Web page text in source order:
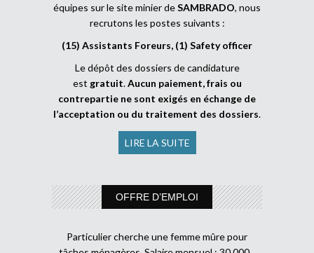
équipes sur le site minier deSAMBRADO, nous
recrutons les postes suivants :
(15) Assistants Foreurs, (1) Safety officer
Le dépôt des dossiers de candidature
est gratuit.Aucun paiement, frais ou
contrepartie ne sont exigés en échange de
l’acceptation ou du traitement des dossiers.
LIRE LA SUITE
OFFRE D’EMPLOI
Particulier cherche une femme mûre pour